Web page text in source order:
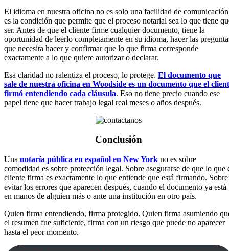
El idioma en nuestra oficina no es solo una facilidad de
es la condición que permite que el proceso notarial sea lo que tiene
ser. Antes de que el cliente firme cualquier documento, tiene la
oportunidad de leerlo completamente en su idioma, hacer las
que necesita hacer y confirmar que lo que firma corresponde
exactamente a lo que quiere autorizar o declarar.
Esa claridad no ralentiza el proceso, lo protege. El documento que
sale de nuestra oficina en Woodside es un documento que el
firmó entendiendo cada cláusula. Eso no tiene precio cuando ese
papel tiene que hacer trabajo legal real meses o años después.
Conclusión
Una notaría pública en español en New York no es sobre
comodidad es sobre protección legal. Sobre asegurarse de que lo que
cliente firma es exactamente lo que entiende que está firmando. Sobre
evitar los errores que aparecen después, cuando el documento ya está
en manos de alguien más o ante una institución en otro país.
Quien firma entendiendo, firma protegido. Quien firma asumiendo
el resumen fue suficiente, firma con un riesgo que puede no aparecer
hasta el peor momento.